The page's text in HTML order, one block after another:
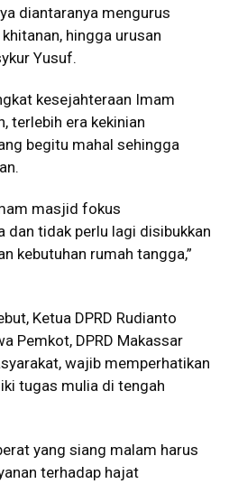
diantaranya mengurus
hingga urusan
Yusuf.
kesejahteraan Imam
terlebih era kekinian
begitu mahal sehingga
masjid fokus
dan tidak perlu lagi disibukkan
kebutuhan rumah tangga,”
Ketua DPRD Rudianto
Pemkot, DPRD Makassar
wajib memperhatikan
tugas mulia di tengah
yang siang malam harus
terhadap hajat